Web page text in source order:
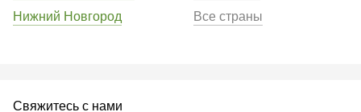
Нижний Новгород
Все страны
Свяжитесь с нами